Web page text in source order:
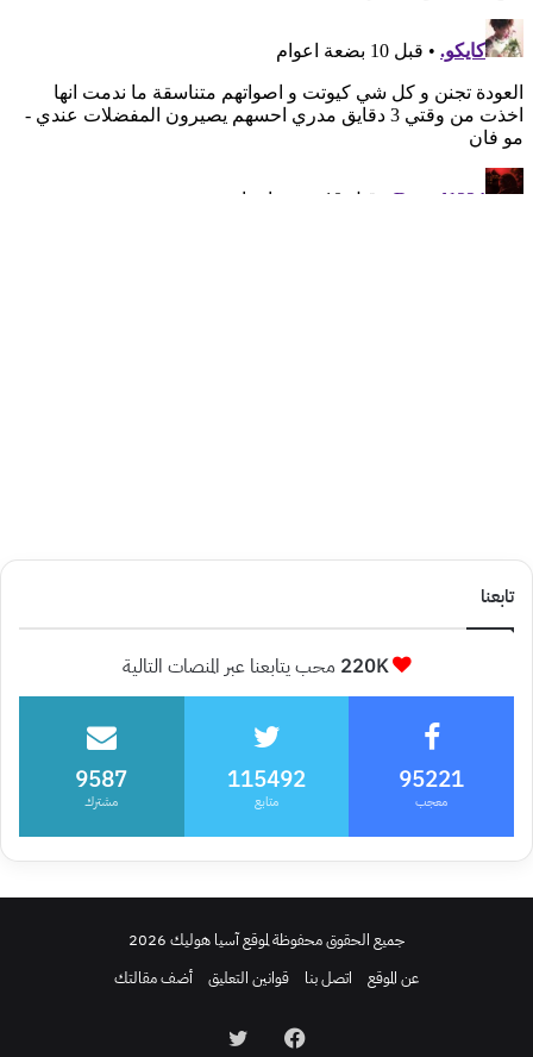
تابعنا
220K محب يتابعنا عبر المنصات التالية
95221
معجب
115492
متابع
9587
مشترك
جميع الحقوق محفوظة لموقع آسيا هوليك 2026
عن الموقع
اتصل بنا قوانين التعليق أضف مقالتك
فيسبوك